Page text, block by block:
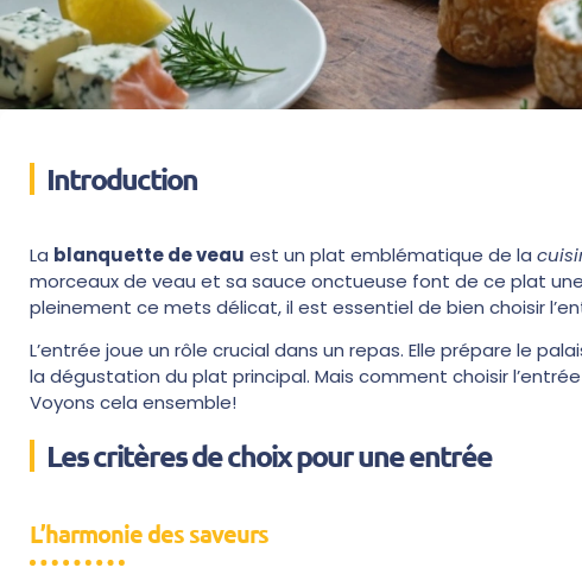
Introduction
La blanquette de veau est un plat emblématique de la
morceaux de veau et sa sauce onctueuse font de ce plat
pleinement ce mets délicat, il est essentiel de bien choisir
L’entrée joue un rôle crucial dans un repas. Elle prépare le
la dégustation du plat principal. Mais comment choisir
Voyons cela ensemble!
Les critères de choix pour une entrée
L’harmonie des saveurs